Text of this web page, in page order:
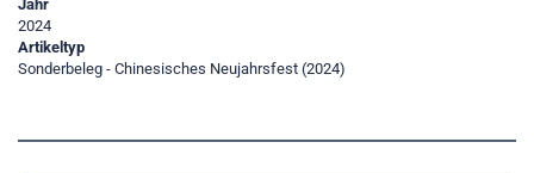
Jahr
2024
Artikeltyp
Sonderbeleg - Chinesisches Neujahrsfest (2024)